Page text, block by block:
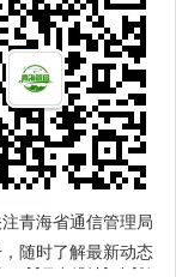
登录“工业和信
和调整审批系
报送2025年度电
位应对报送内容
对拒不履行年报
青海省通信管理局
随时了解最新动态